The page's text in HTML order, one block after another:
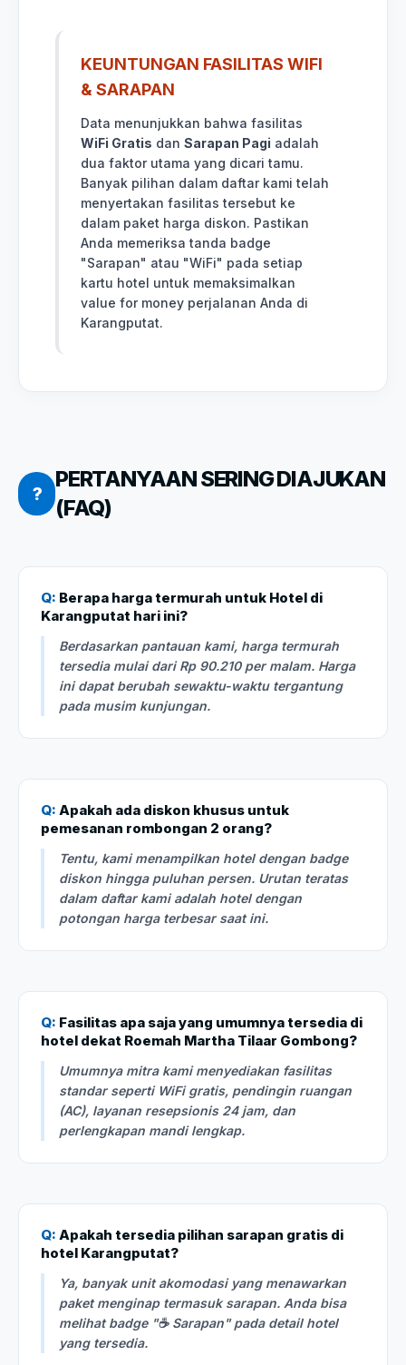
KEUNTUNGAN FASILITAS WIFI
& SARAPAN
Data menunjukkan bahwa fasilitas
WiFi Gratis dan Sarapan Pagi adalah
dua faktor utama yang dicari tamu.
Banyak pilihan dalam daftar kami telah
menyertakan fasilitas tersebut ke
dalam paket harga diskon. Pastikan
Anda memeriksa tanda badge
"Sarapan" atau "WiFi" pada setiap
kartu hotel untuk memaksimalkan
value for money perjalanan Anda di
Karangputat.
?
PERTANYAAN SERING DIAJUKAN
(FAQ)
Q: Berapa harga termurah untuk Hotel di
Karangputat hari ini?
Berdasarkan pantauan kami, harga termurah
tersedia mulai dari Rp 90.210 per malam. Harga
ini dapat berubah sewaktu-waktu tergantung
pada musim kunjungan.
Q: Apakah ada diskon khusus untuk
pemesanan rombongan 2 orang?
Tentu, kami menampilkan hotel dengan badge
diskon hingga puluhan persen. Urutan teratas
dalam daftar kami adalah hotel dengan
potongan harga terbesar saat ini.
Q: Fasilitas apa saja yang umumnya tersedia di
hotel dekat Roemah Martha Tilaar Gombong?
Umumnya mitra kami menyediakan fasilitas
standar seperti WiFi gratis, pendingin ruangan
(AC), layanan resepsionis 24 jam, dan
perlengkapan mandi lengkap.
Q: Apakah tersedia pilihan sarapan gratis di
hotel Karangputat?
Ya, banyak unit akomodasi yang menawarkan
paket menginap termasuk sarapan. Anda bisa
melihat badge "☕ Sarapan" pada detail hotel
yang tersedia.